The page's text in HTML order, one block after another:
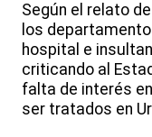
Según el relato
los
hospital e
criticando al
falta de interés
ser tratados en